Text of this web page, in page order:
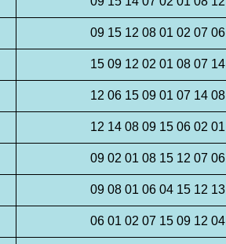
09 15 12 08 01 02 07 06
15 09 12 02 01 08 07 14
12 06 15 09 01 07 14 08
12 14 08 09 15 06 02 01
09 02 01 08 15 12 07 06
09 08 01 06 04 15 12 13
06 01 02 07 15 09 12 04